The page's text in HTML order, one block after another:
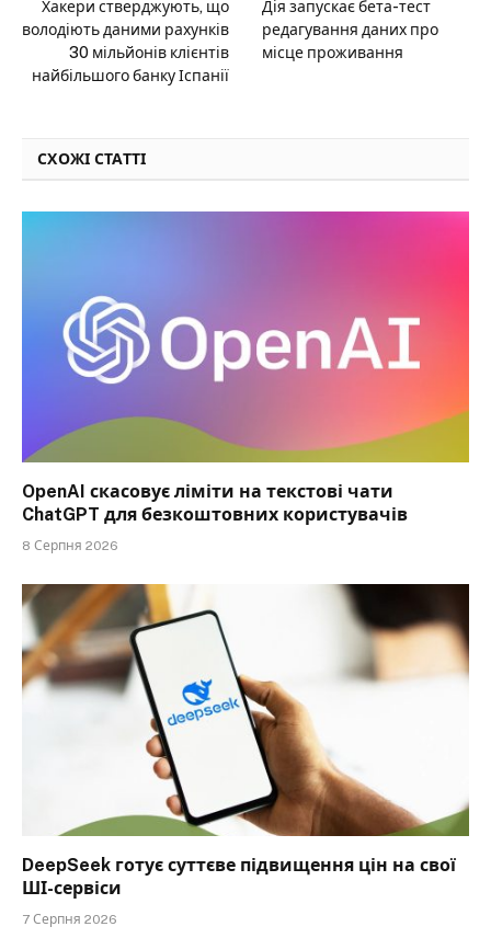
Хакери стверджують, що
володіють даними рахунків
30 мільйонів клієнтів
найбільшого банку Іспанії
Дія запускає бета-тест
редагування даних про
місце проживання
СХОЖІ СТАТТІ
OpenAI скасовує ліміти на текстові чати
ChatGPT для безкоштовних користувачів
8 Серпня 2026
DeepSeek готує суттєве підвищення цін на свої
ШІ-сервіси
7 Серпня 2026